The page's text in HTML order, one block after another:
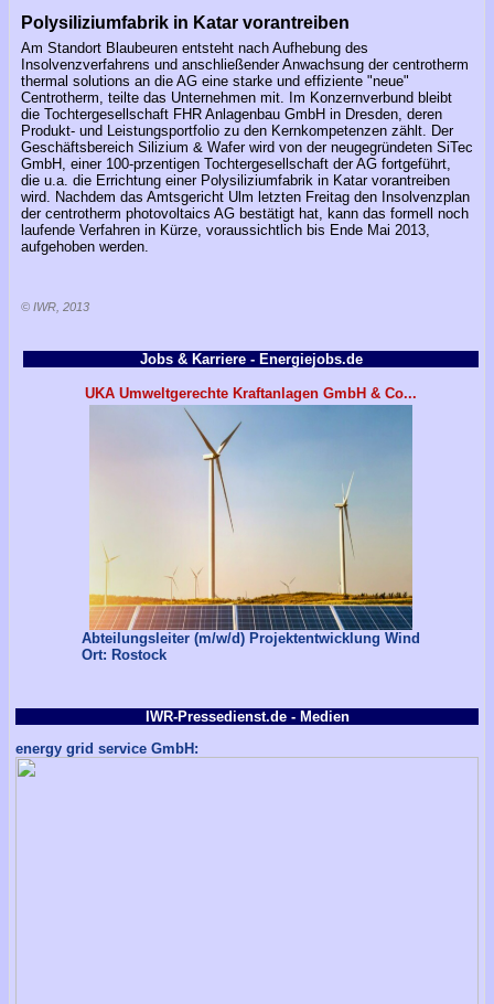
Polysiliziumfabrik in Katar vorantreiben
Am Standort Blaubeuren entsteht nach Aufhebung des
Insolvenzverfahrens und anschließender Anwachsung der centrotherm
thermal solutions an die AG eine starke und effiziente "neue"
Centrotherm, teilte das Unternehmen mit. Im Konzernverbund bleibt
die Tochtergesellschaft FHR Anlagenbau GmbH in Dresden, deren
Produkt- und Leistungsportfolio zu den Kernkompetenzen zählt. Der
Geschäftsbereich Silizium & Wafer wird von der neugegründeten SiTec
GmbH, einer 100-przentigen Tochtergesellschaft der AG fortgeführt,
die u.a. die Errichtung einer Polysiliziumfabrik in Katar vorantreiben
wird. Nachdem das Amtsgericht Ulm letzten Freitag den Insolvenzplan
der centrotherm photovoltaics AG bestätigt hat, kann das formell noch
laufende Verfahren in Kürze, voraussichtlich bis Ende Mai 2013,
aufgehoben werden.
© IWR, 2013
Jobs & Karriere - Energiejobs.de
UKA Umweltgerechte Kraftanlagen GmbH & Co...
Abteilungsleiter (m/w/d) Projektentwicklung Wind
Ort: Rostock
IWR-Pressedienst.de - Medien
energy grid service GmbH: